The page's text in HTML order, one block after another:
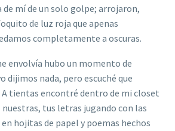
de mí de un solo golpe; arrojaron,
de luz roja que apenas
completamente a oscuras.
envolvía hubo un momento de
dijimos nada, pero escuché que
tientas encontré dentro de mi closet
tus letras jugando con las
hojitas de papel y poemas hechos